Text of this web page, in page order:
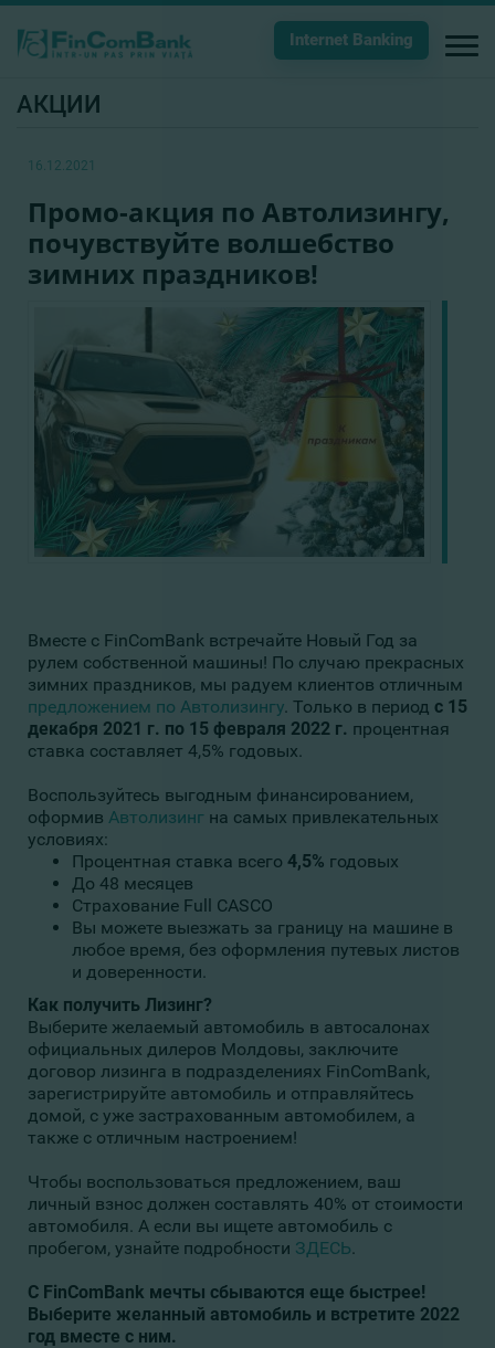
Internet Banking
АКЦИИ
16.12.2021
Промо-акция по Автолизингу,
почувствуйте волшебство
зимних праздников!
Вместе с FinComBank встречайте Новый Год за
рулем собственной машины! По случаю прекрасных
зимних праздников, мы радуем клиентов отличным
предложением по Автолизингу. Только в период с 15
декабря 2021 г. по 15 февраля 2022 г. процентная
ставка составляет 4,5% годовых.
Воспользуйтесь выгодным финансированием,
оформив Автолизинг на самых привлекательных
условиях:
Процентная ставка всего 4,5% годовых
До 48 месяцев
Страхование Full CASCO
Вы можете выезжать за границу на машине в
любое время, без оформления путевых листов
и доверенности.
Как получить Лизинг?
Выберите желаемый автомобиль в автосалонах
официальных дилеров Молдовы, заключите
договор лизинга в подразделениях FinComBank,
зарегистрируйте автомобиль и отправляйтесь
домой, с уже застрахованным автомобилем, а
также с отличным настроением!
Чтобы воспользоваться предложением, ваш
личный взнос должен составлять 40% от стоимости
автомобиля. А если вы ищете автомобиль с
пробегом, узнайте подробности ЗДЕСЬ.
С FinComBank мечты сбываются еще быстрее!
Выберите желанный автомобиль и встретите 2022
год вместе с ним.